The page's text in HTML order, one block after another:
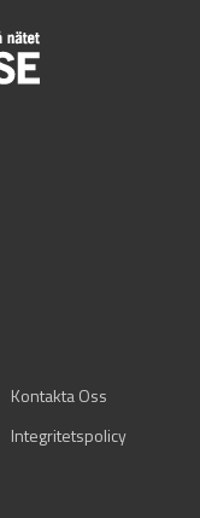
Kontakta Oss
Integritetspolicy